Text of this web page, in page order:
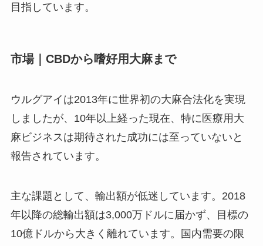
目指しています。
市場｜CBDから嗜好用大麻まで
ウルグアイは2013年に世界初の大麻合法化を実現
しましたが、10年以上経った現在、特に医療用大
麻ビジネスは期待された成功には至っていないと
報告されています。
主な課題として、輸出額が低迷しています。2018
年以降の総輸出額は3,000万ドルに届かず、目標の
10億ドルから大きく離れています。国内需要の限